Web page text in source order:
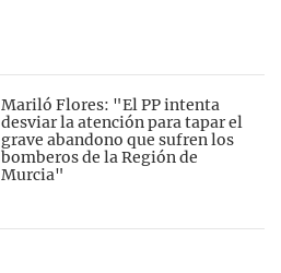
Mariló Flores: "El PP intenta
desviar la atención para tapar el
grave abandono que sufren los
bomberos de la Región de
Murcia"